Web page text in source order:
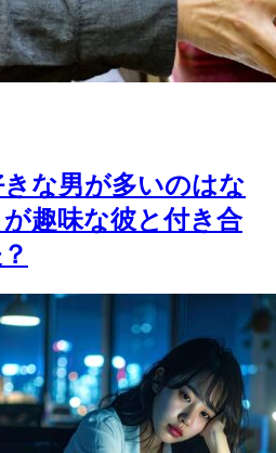
な男が多いのはな
趣味な彼と付き合